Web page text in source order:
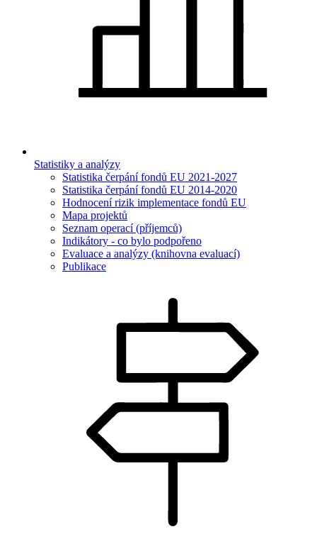
Statistiky a analýzy
Statistika čerpání fondů EU 2021-2027
Statistika čerpání fondů EU 2014-2020
Hodnocení rizik implementace fondů EU
Mapa projektů
Seznam operací (příjemců)
Indikátory - co bylo podpořeno
Evaluace a analýzy (knihovna evaluací)
Publikace